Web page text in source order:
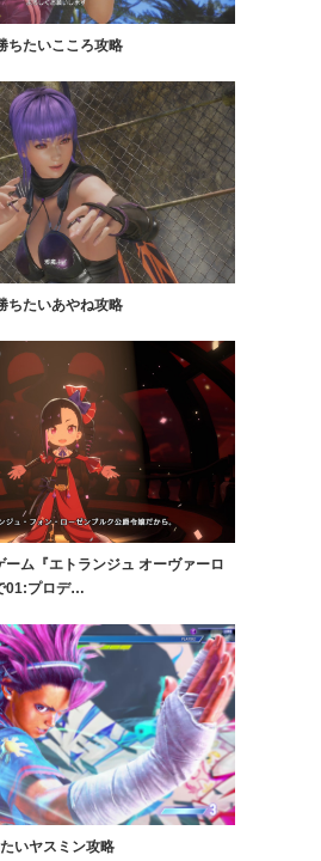
ちたいこころ攻略
ちたいあやね攻略
ーム『エトランジュ オーヴァーロ
01:プロデ…
いヤスミン攻略